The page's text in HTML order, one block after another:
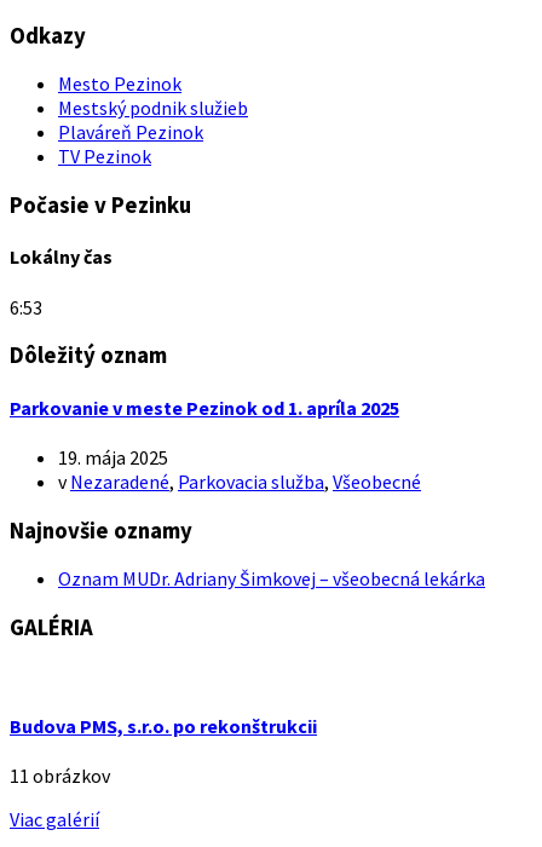
Odkazy
Mesto Pezinok
Mestský podnik služieb
Plaváreň Pezinok
TV Pezinok
Počasie v Pezinku
Lokálny čas
6:53
Dôležitý oznam
Parkovanie v meste Pezinok od 1. apríla 2025
19. mája 2025
vNezaradené, Parkovacia služba, Všeobecné
Najnovšie oznamy
Oznam MUDr. Adriany Šimkovej – všeobecná lekárka
GALÉRIA
Budova PMS, s.r.o. po rekonštrukcii
11 obrázkov
Viac galérií